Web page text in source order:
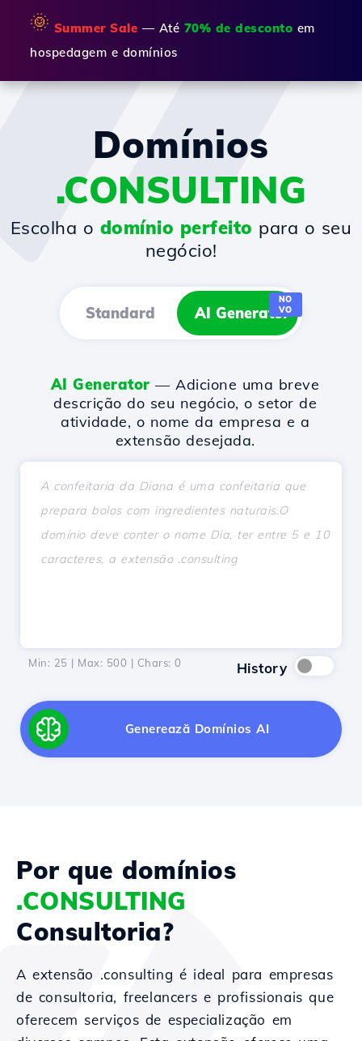
🌞 Summer Sale — Até 70% de desconto em
hospedagem e domínios
Domínios
.CONSULTING
Escolha o domínio perfeito para o seu
negócio!
Standard AI Generator
NO
VO
AI Generator — Adicione uma breve
descrição do seu negócio, o setor de
atividade, o nome da empresa e a
extensão desejada.
Min: 25 | Max: 500 | Chars: 0 History
Generează Domínios AI
Por que domínios
.CONSULTING
Consultoria?
A extensão .consulting é ideal para empresas
de consultoria, freelancers e profissionais que
oferecem serviços de especialização em